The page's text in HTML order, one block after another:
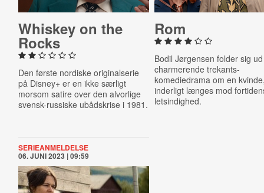
Whiskey on the
Rocks
Den første nordiske originalserie
på Disney+ er en ikke særligt
morsom satire over den alvorlige
svensk-russiske ubådskrise i 1981.
Rom
Bodil Jørgensen folder sig
charmerende trekants-
komediedrama om en
inderligt længes mod
letsindighed.
SERIEANMELDELSE
06. JUNI 2023 | 09:59